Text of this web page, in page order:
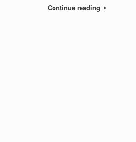
Continue reading